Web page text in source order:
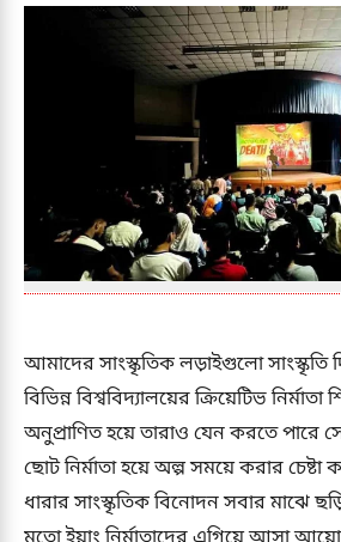
আমাদের সাংস্কৃতিক লড়াইগুলো সাংস্কৃতি
বিভিন্ন বিশ্ববিদ্যালয়ের ক্রিয়েটিভ নির্মাতা
অনুপ্রাণিত হয়ে তারাও যেন করতে
ছোট নির্মাতা হয়ে অল্প সময়ে করার চেষ্টা
ধারার সাংস্কৃতিক বিনোদন সবার মাঝে